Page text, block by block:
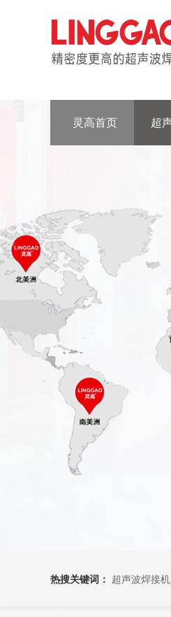
灵高首页 超
热搜关键词： 超声波焊接机